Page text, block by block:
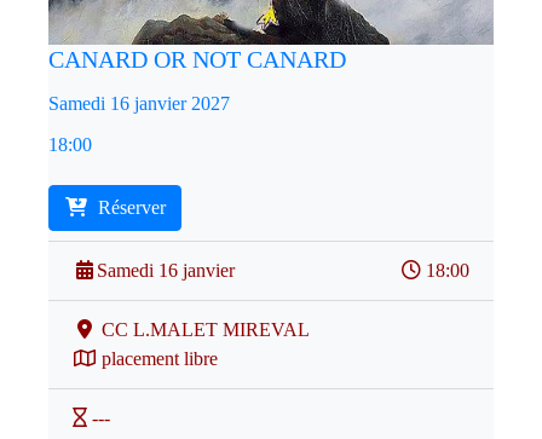
CANARD OR NOT CANARD
Samedi 16 janvier 2027
18:00
Réserver
Samedi 16 janvier 18:00
CC L.MALET MIREVAL
placement libre
---